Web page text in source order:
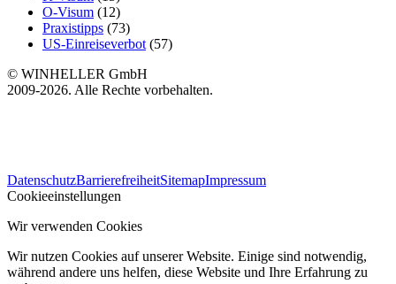
O-Visum (12)
Praxistipps (73)
US-Einreiseverbot (57)
© WINHELLER GmbH
2009-2026. Alle Rechte vorbehalten.
WINHELLER GmbH
DatenschutzBarrierefreiheitSitemapImpressum
Cookieeinstellungen
Wir verwenden Cookies
Wir nutzen Cookies auf unserer Website. Einige sind notwendig,
während andere uns helfen, diese Website und Ihre Erfahrung zu